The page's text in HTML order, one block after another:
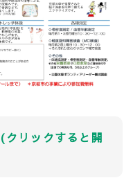
クリックすると開